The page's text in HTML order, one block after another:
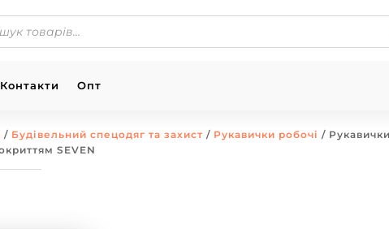
Контакти Опт
/ Будівельний спецодяг та захист / Рукавички робочі /
SEVEN